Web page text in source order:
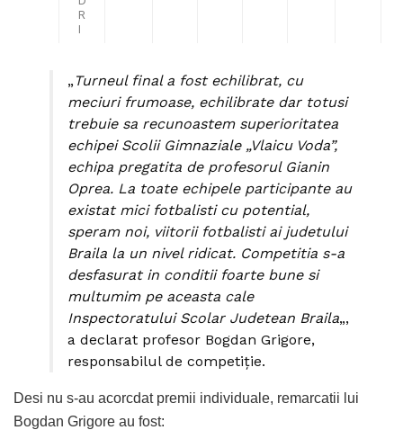
R
I
„ Turneul final a fost echilibrat, cu
meciuri frumoase, echilibrate dar totusi
trebuie sa recunoastem superioritatea
echipei Scolii Gimnaziale „Vlaicu Voda”,
echipa pregatita de profesorul Gianin
Oprea. La toate echipele participante au
existat mici fotbalisti cu potential,
speram noi, viitorii fotbalisti ai judetului
Braila la un nivel ridicat. Competitia s-a
desfasurat in conditii foarte bune si
multumim pe aceasta cale
Inspectoratului Scolar Judetean Braila„,
a declarat profesor Bogdan Grigore,
responsabilul de competiție.
Desi nu s-au acorcdat premii individuale, remarcatii lui
Bogdan Grigore au fost: